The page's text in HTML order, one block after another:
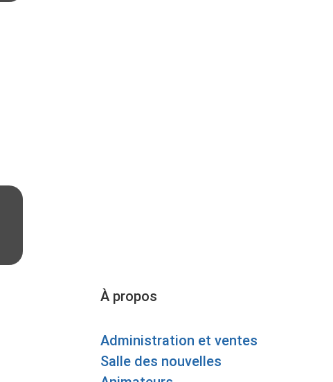
À propos
Administration et ventes
Salle des nouvelles